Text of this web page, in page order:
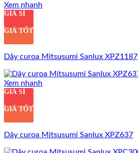
Xem nhanh
GIÁ SỈ
GIÁ TỐT
Dây curoa Mitsusumi Sanlux XPZ1187
Xem nhanh
GIÁ SỈ
GIÁ TỐT
Dây curoa Mitsusumi Sanlux XPZ637